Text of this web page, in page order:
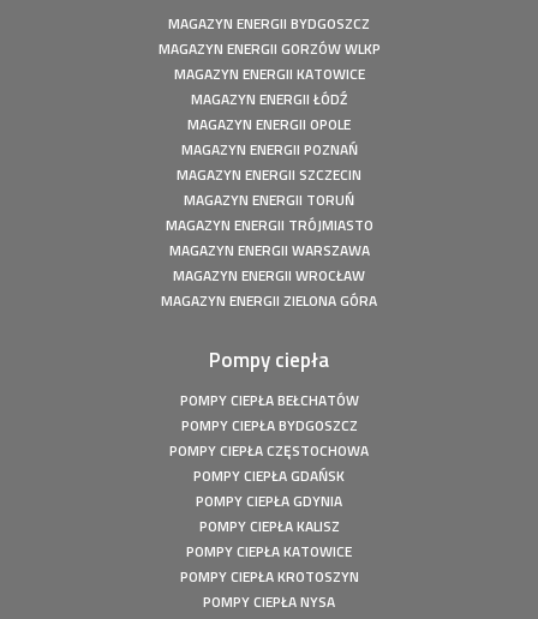
MAGAZYN ENERGII BYDGOSZCZ
MAGAZYN ENERGII GORZÓW WLKP
MAGAZYN ENERGII KATOWICE
MAGAZYN ENERGII ŁÓDŹ
MAGAZYN ENERGII OPOLE
MAGAZYN ENERGII POZNAŃ
MAGAZYN ENERGII SZCZECIN
MAGAZYN ENERGII TORUŃ
MAGAZYN ENERGII TRÓJMIASTO
MAGAZYN ENERGII WARSZAWA
MAGAZYN ENERGII WROCŁAW
MAGAZYN ENERGII ZIELONA GÓRA
Pompy ciepła
POMPY CIEPŁA BEŁCHATÓW
POMPY CIEPŁA BYDGOSZCZ
POMPY CIEPŁA CZĘSTOCHOWA
POMPY CIEPŁA GDAŃSK
POMPY CIEPŁA GDYNIA
POMPY CIEPŁA KALISZ
POMPY CIEPŁA KATOWICE
POMPY CIEPŁA KROTOSZYN
POMPY CIEPŁA NYSA